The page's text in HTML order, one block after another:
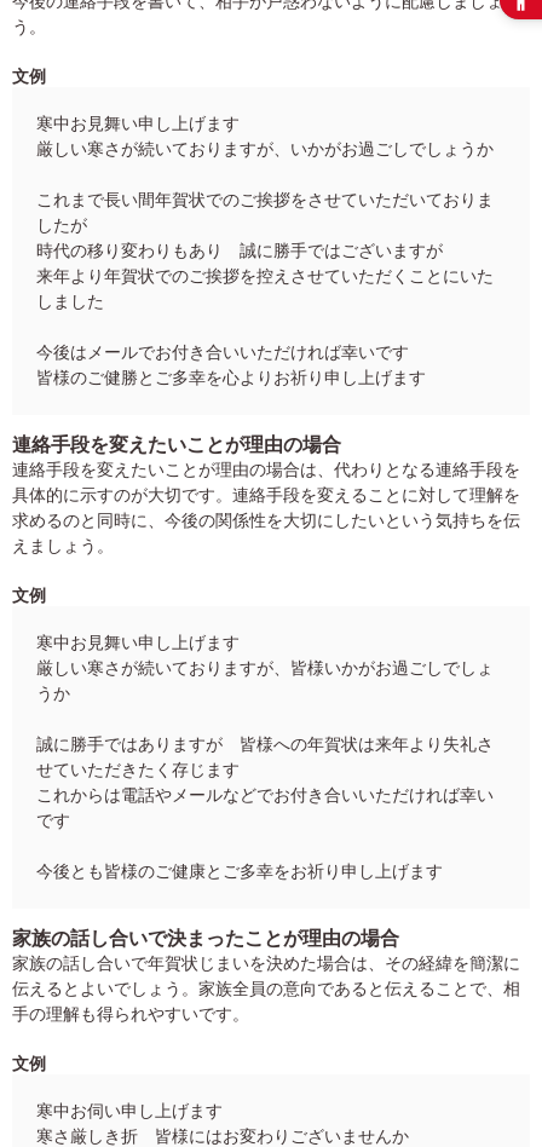
う。
文例
寒中お見舞い申し上げます
厳しい寒さが続いておりますが、いかがお過ごしでしょうか
これまで長い間年賀状でのご挨拶をさせていただいておりま
したが
時代の移り変わりもあり 誠に勝手ではございますが
来年より年賀状でのご挨拶を控えさせていただくことにいた
しました
今後はメールでお付き合いいただければ幸いです
皆様のご健勝とご多幸を心よりお祈り申し上げます
連絡手段を変えたいことが理由の場合
連絡手段を変えたいことが理由の場合は、代わりとなる連絡手段を
具体的に示すのが大切です。連絡手段を変えることに対して理解を
求めるのと同時に、今後の関係性を大切にしたいという気持ちを伝
えましょう。
文例
寒中お見舞い申し上げます
厳しい寒さが続いておりますが、皆様いかがお過ごしでしょ
うか
誠に勝手ではありますが 皆様への年賀状は来年より失礼さ
せていただきたく存じます
これからは電話やメールなどでお付き合いいただければ幸い
です
今後とも皆様のご健康とご多幸をお祈り申し上げます
家族の話し合いで決まったことが理由の場合
家族の話し合いで年賀状じまいを決めた場合は、その経緯を簡潔に
伝えるとよいでしょう。家族全員の意向であると伝えることで、相
手の理解も得られやすいです。
文例
寒中お伺い申し上げます
寒さ厳しき折 皆様にはお変わりございませんか